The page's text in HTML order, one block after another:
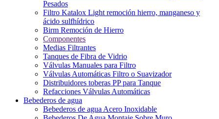
Pesados
Filtro Katalox Light remoción hierro, manganeso y
ácido sulfhídrico
Birm Remoción de Hierro
Componentes
Medias Filtrantes
Tanques de Fibra de Vidrio
Válvulas Manuales para Filtro
Válvulas Automáticas Filtro o Suavizador
Distribuidores toberas PP para Tanque
Refacciones Válvulas Automáticas
Bebederos de agua
Bebederos de agua Acero Inoxidable